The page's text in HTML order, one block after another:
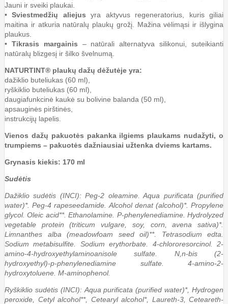
Jauni ir sveiki plaukai.
•Sviestmedžių aliejus yra aktyvus regeneratorius, kuris giliai
maitina ir atkuria natūralų plaukų grožį. Mažina vėlimąsi ir išlygina
plaukus.
• Tikrasis margainis – natūrali alternatyva silikonui, suteikianti
natūralų blizgesį ir šilko švelnumą.
NATURTINT® plaukų dažų dėžutėje yra:
dažiklio buteliukas (60 ml),
ryškiklio buteliukas (60 ml),
daugiafunkcinė kaukė su bolivine balanda (50 ml),
apsauginės pirštinės,
instrukcijų lapelis.
Vienos dažų pakuotės pakanka ilgiems plaukams nudažyti, o
trumpiems – pakuotės dažniausiai užtenka dviems kartams.
Grynasis kiekis: 170 ml
Sudėtis
Dažiklio sudėtis (INCI): Peg-2 oleamine. Aqua purificata (purified
water)*. Peg-4 rapeseedamide. Alcohol denat (alcohol)*. Propylene
glycol. Oleic acid**. Ethanolamine. P-phenylenediamine. Hydrolyzed
vegetable protein (triticum vulgare, soy, corn, avena sativa)*.
Limnanthes alba (meadowfoam seed oil)**. Tetrasodium edta.
Sodium metabisulfite. Sodium erythorbate. 4-chlororesorcinol. 2-
amino-4-hydroxyethylaminoanisole sulfate. N,n-bis (2-
hydroxyethyl)-p-phenylenediamine sulfate. 4-amino-2-
hydroxytoluene. M-aminophenol.
Ryškiklio sudėtis (INCI): Aqua purificata (purified water)*, Hydrogen
peroxide, Cetyl alcohol**, Cetearyl alcohol*, Laureth-3, Ceteareth-